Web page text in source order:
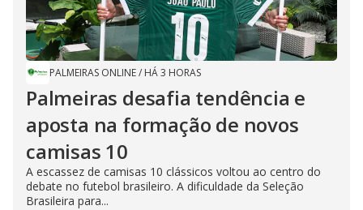
PALMEIRAS ONLINE/ HÁ 3 HORAS
Palmeiras desafia tendência e
aposta na formação de novos
camisas 10
A escassez de camisas 10 clássicos voltou ao centro do
debate no futebol brasileiro. A dificuldade da Seleção
Brasileira para...